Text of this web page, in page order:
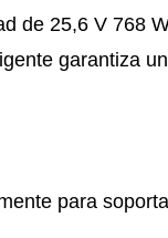
25,6 V 768
garantiza
para